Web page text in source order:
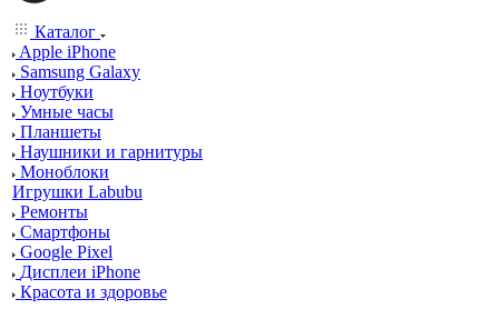
Каталог
Apple iPhone
Samsung Galaxy
Ноутбуки
Умные часы
Планшеты
Наушники и гарнитуры
Моноблоки
Игрушки Labubu
Ремонты
Смартфоны
Google Pixel
Дисплеи iPhone
Красота и здоровье